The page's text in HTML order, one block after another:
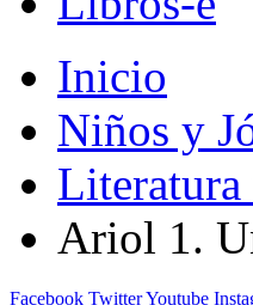
Inicio
Niños y
Ariol 1.
Facebook TwitterYoutube